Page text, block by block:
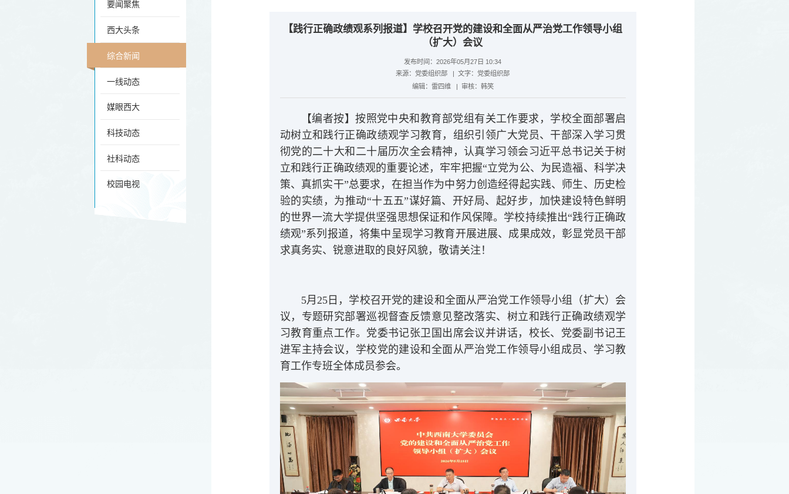
要闻聚焦
西大头条
综合新闻
一线动态
媒眼西大
科技动态
社科动态
校园电视
【践行正确政绩观系列报道】学校召开党的建设和全面从严治党工作领导小组
（扩大）会议
发布时间：2026年05月27日 10:34
来源：党委组织部 | 文字：党委组织部
编辑： 雷四维 | 审核： 韩笑
【编者按】按照党中央和教育部党组有关工作要求，学校全面部署启
动树立和践行正确政绩观学习教育，组织引领广大党员、干部深入学习贯
彻党的二十大和二十届历次全会精神，认真学习领会习近平总书记关于树
立和践行正确政绩观的重要论述，牢牢把握“立党为公、为民造福、科学决
策、真抓实干”总要求，在担当作为中努力创造经得起实践、师生、历史检
验的实绩，为推动“十五五”谋好篇、开好局、起好步，加快建设特色鲜明
的世界一流大学提供坚强思想保证和作风保障。学校持续推出“践行正确政
绩观”系列报道，将集中呈现学习教育开展进展、成果成效，彰显党员干部
求真务实、锐意进取的良好风貌，敬请关注！
5月25日，学校召开党的建设和全面从严治党工作领导小组（扩大）会
议，专题研究部署巡视督查反馈意见整改落实、树立和践行正确政绩观学
习教育重点工作。党委书记张卫国出席会议并讲话，校长、党委副书记王
进军主持会议，学校党的建设和全面从严治党工作领导小组成员、学习教
育工作专班全体成员参会。